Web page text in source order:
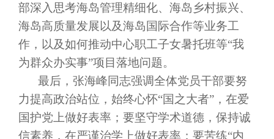
部深入思考海岛管理精细化、海岛乡村振兴、
海岛高质量发展以及海岛国际合作等业务工
作，以及如何推动中心职工子女暑托班等“我
为群众办实事”项目落地问题。
最后，张海峰同志强调全体党员干部要努
力提高政治站位，始终心怀“国之大者”，在爱
国护党上做好表率；要坚守学术道德，保持诚
信素养，在严谨治学上做好表率；要苦练“内